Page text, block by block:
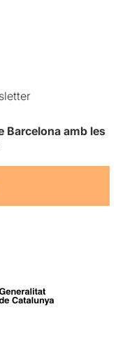
Barcelona amb les